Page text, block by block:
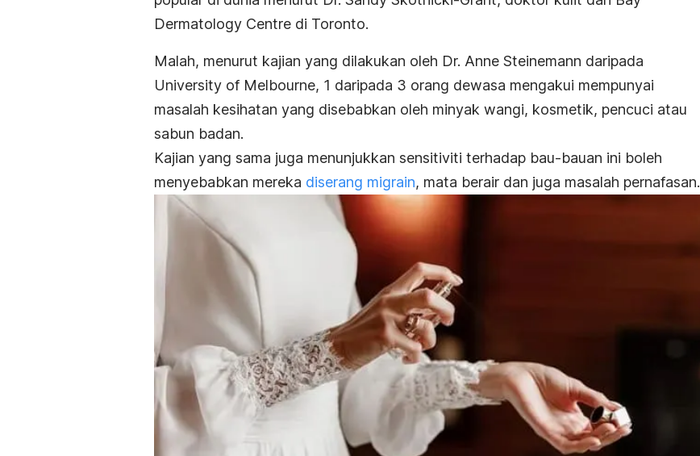
Dermatology Centre di Toronto.
Malah, menurut kajian yang dilakukan oleh Dr. Anne Steinemann daripada
University of Melbourne, 1 daripada 3 orang dewasa mengakui mempunyai
masalah kesihatan yang disebabkan oleh minyak wangi, kosmetik, pencuci atau
sabun badan.
Kajian yang sama juga menunjukkan sensitiviti terhadap bau-bauan ini boleh
menyebabkan mereka diserang migrain, mata berair dan juga masalah pernafasan.